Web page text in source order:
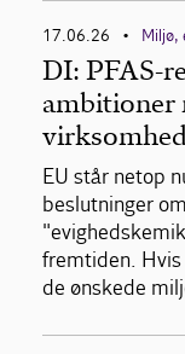
17.06.26 • Miljø,
DI: PFAS-
ambitioner
EU står netop
beslutninger
fremtiden.
de ønskede